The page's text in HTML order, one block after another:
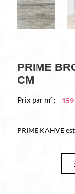
PRIME
CM
Prix par m² : 159
PRIME KAHVE